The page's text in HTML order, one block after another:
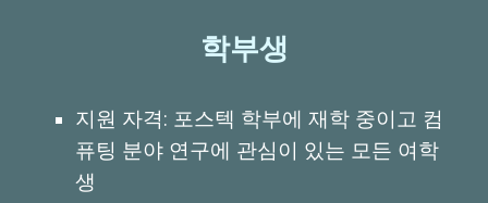
학부생
지원 자격: 포스텍 학부에 재학 중이고 컴
퓨팅 분야 연구에 관심이 있는 모든 여학
생